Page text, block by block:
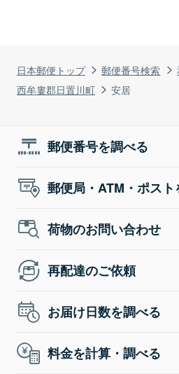
日本郵便トップ 郵便番号検索
西牟婁郡日置川町
安居
郵便番号を調べる
郵便局・ATM・ポス
荷物のお問い合わせ
再配達のご依頼
お届け日数を調べる
料金を計算・調べる